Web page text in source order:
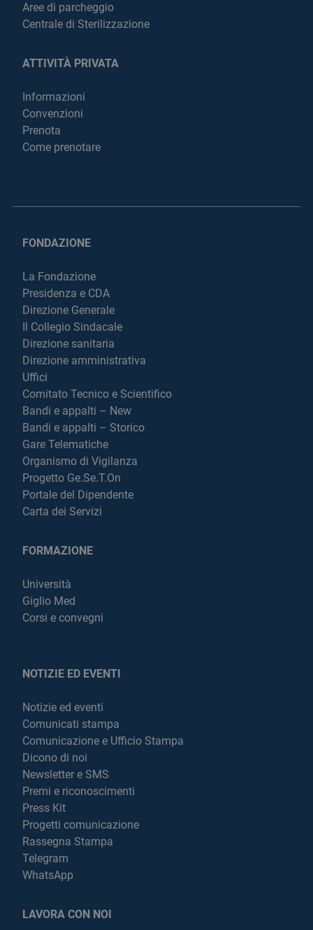
Aree di parcheggio
Centrale di Sterilizzazione
ATTIVITÀ PRIVATA
Informazioni
Convenzioni
Prenota
Come prenotare
FONDAZIONE
La Fondazione
Presidenza e CDA
Direzione Generale
Il Collegio Sindacale
Direzione sanitaria
Direzione amministrativa
Uffici
Comitato Tecnico e Scientifico
Bandi e appalti – New
Bandi e appalti – Storico
Gare Telematiche
Organismo di Vigilanza
Progetto Ge.Se.T.On
Portale del Dipendente
Carta dei Servizi
FORMAZIONE
Università
Giglio Med
Corsi e convegni
NOTIZIE ED EVENTI
Notizie ed eventi
Comunicati stampa
Comunicazione e Ufficio Stampa
Dicono di noi
Newsletter e SMS
Premi e riconoscimenti
Press Kit
Progetti comunicazione
Rassegna Stampa
Telegram
WhatsApp
LAVORA CON NOI